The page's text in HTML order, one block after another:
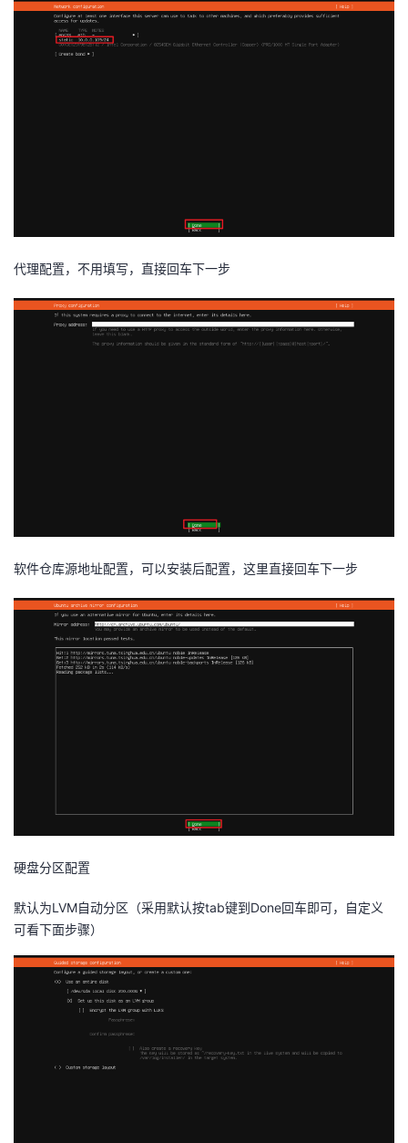
代理配置，不用填写，直接回车下一步
软件仓库源地址配置，可以安装后配置，这里直接回车下一步
硬盘分区配置
默认为LVM自动分区（采用默认按tab键到Done回车即可，自定义
可看下面步骤）